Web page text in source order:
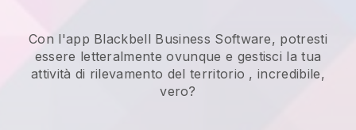
Con l'app Blackbell Business Software, potresti
essere letteralmente ovunque e gestisci la tua
attività di rilevamento del territorio , incredibile,
vero?